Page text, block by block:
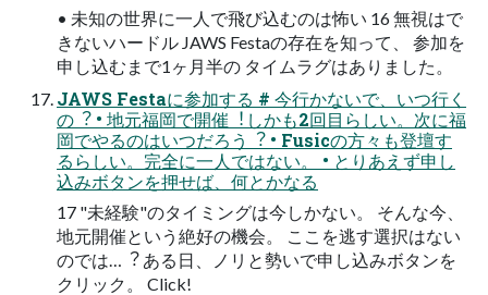
• 未知の世界に⼀⼈で⾶び込むのは怖い 16 無視はで
きないハードル JAWS Festaの存在を知って、 参加を
申し込むまで1ヶ⽉半の タイムラグはありました。
JAWS Festaに参加する # 今⾏かないで、いつ⾏く
の︖ • 地元福岡で開催︕しかも2回⽬らしい。次に福
岡でやるのはいつだろう︖ • Fusicの⽅々も登壇す
るらしい。完全に⼀⼈ではない。 • とりあえず申し
込みボタンを押せば、何とかなる
17 "未経験"のタイミングは今しかない。 そんな今、
地元開催という絶好の機会。 ここを逃す選択はない
のでは…︖ ある⽇、ノリと勢いで申し込みボタンを
クリック。 Click!